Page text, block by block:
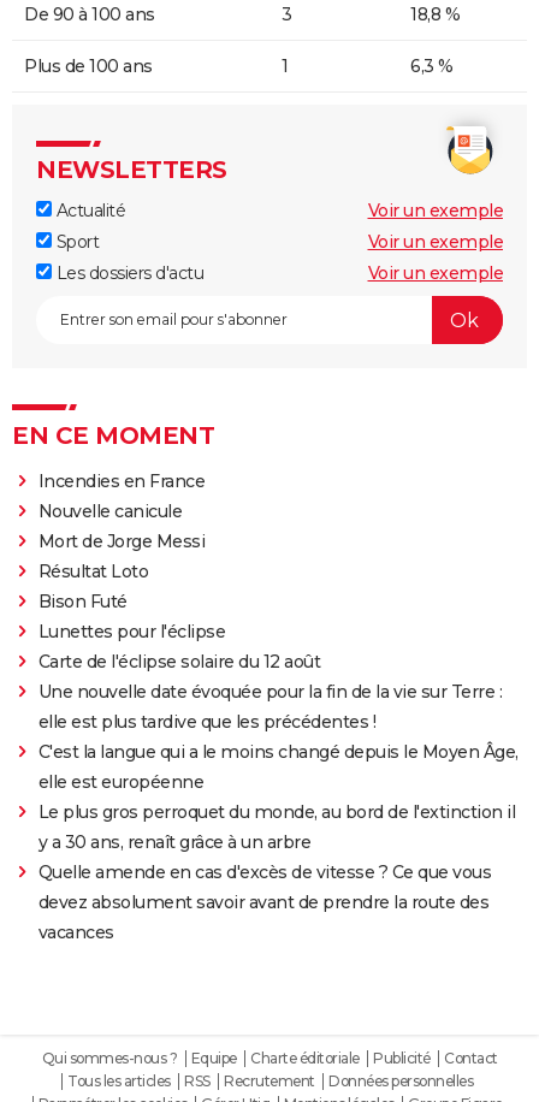
De 90 à 100 ans 3 18,8 %
Plus de 100 ans 1 6,3 %
NEWSLETTERS
Actualité
Voir un exemple
Sport
Voir un exemple
Les dossiers d'actu
Voir un exemple
EN CE MOMENT
Incendies en France
Nouvelle canicule
Mort de Jorge Messi
Résultat Loto
Bison Futé
Lunettes pour l'éclipse
Carte de l'éclipse solaire du 12 août
Une nouvelle date évoquée pour la fin de la vie sur Terre :
elle est plus tardive que les précédentes !
C'est la langue qui a le moins changé depuis le Moyen Âge,
elle est européenne
Le plus gros perroquet du monde, au bord de l'extinction il
y a 30 ans, renaît grâce à un arbre
Quelle amende en cas d'excès de vitesse ? Ce que vous
devez absolument savoir avant de prendre la route des
vacances
Qui sommes-nous ? Equipe Charte éditoriale Publicité
Contact
Tous les articles
RSS Recrutement
Données personnelles